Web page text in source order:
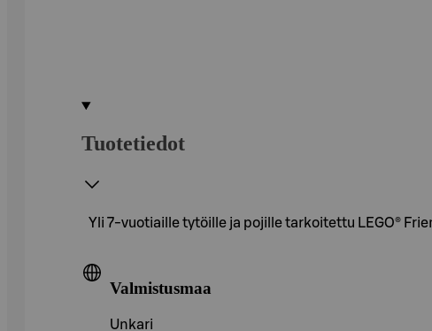
Tuotetiedot
Yli 7-vuotiaille tytöille ja pojille tarkoitettu LEGO®
Valmistusmaa
Unkari